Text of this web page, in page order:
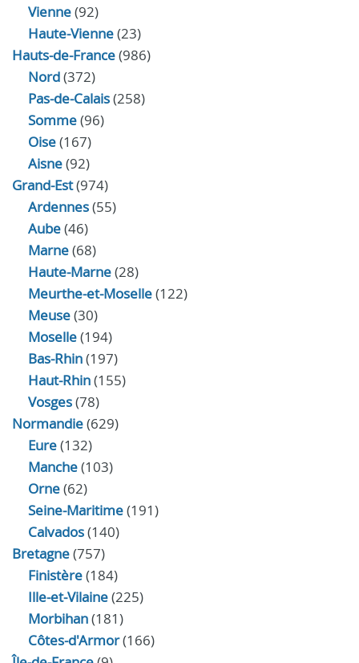
Vienne(92)
Haute-Vienne(23)
Hauts-de-France(986)
Nord(372)
Pas-de-Calais(258)
Somme(96)
Oise(167)
Aisne(92)
Grand-Est(974)
Ardennes(55)
Aube(46)
Marne(68)
Haute-Marne(28)
Meurthe-et-Moselle(122)
Meuse(30)
Moselle(194)
Bas-Rhin(197)
Haut-Rhin(155)
Vosges(78)
Normandie(629)
Eure(132)
Manche(103)
Orne(62)
Seine-Maritime(191)
Calvados(140)
Bretagne(757)
Finistère(184)
Ille-et-Vilaine(225)
Morbihan(181)
Côtes-d'Armor(166)